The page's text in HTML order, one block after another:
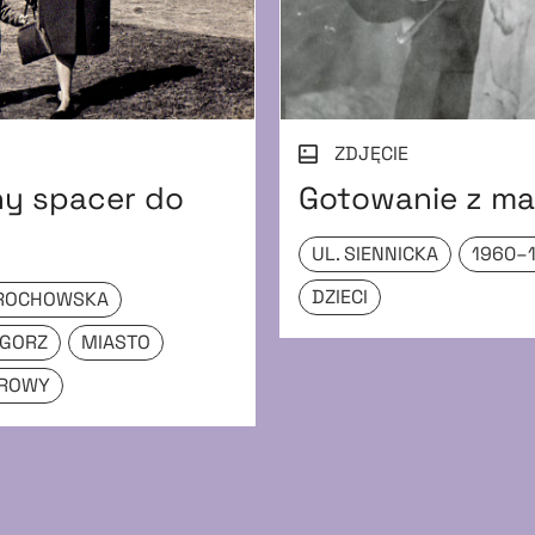
spacer do
MIASTO
ZDJĘCIE
Gotowanie z
UL. SIENNICKA
DZIECI